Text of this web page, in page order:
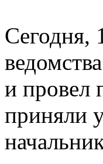
Сегодня,
и провел
приняли